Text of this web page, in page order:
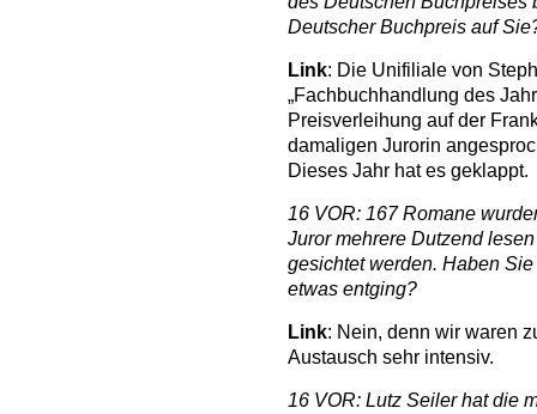
Deutscher Buchpreis auf
Link: Die Unifiliale von
„Fachbuchhandlung des
Preisverleihung auf der
damaligen Jurorin
Dieses Jahr hat es geklappt.
16 VOR: 167 Romane
Juror mehrere Dutzend
gesichtet werden. Haben
etwas entging?
Link: Nein, denn wir waren
Austausch sehr intensiv.
16 VOR: Lutz Seiler hat die